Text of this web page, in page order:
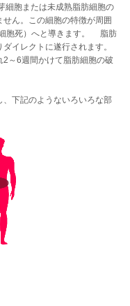
胞または未成熟脂肪細胞の
ん。この細胞の特徴が周囲
胞死）へと導きます。 脂肪
イレクトに遂行されます。
～6週間かけて脂肪細胞の破
下記のようないろいろな部